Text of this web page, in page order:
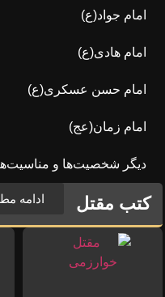
امام جواد(ع)
امام هادی(ع)
امام حسن عسکری(ع)
امام زمان(عج)
دیگر شخصیت‌ها و
کتب مقتل ادامه